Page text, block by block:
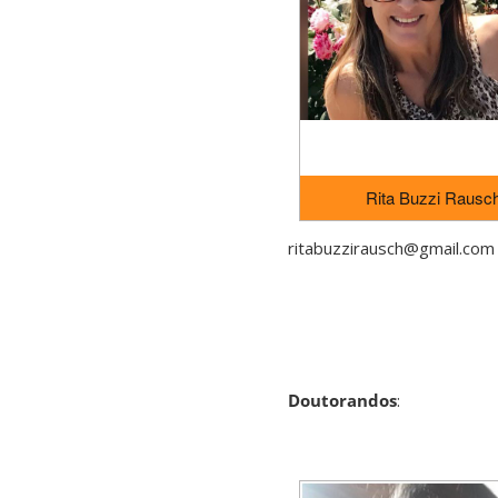
Rita Buzzi
ritabuzzirausch@gmail.com
Doutorandos: